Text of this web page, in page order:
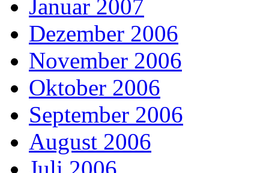
Januar 2007
Dezember 2006
November 2006
Oktober 2006
September 2006
August 2006